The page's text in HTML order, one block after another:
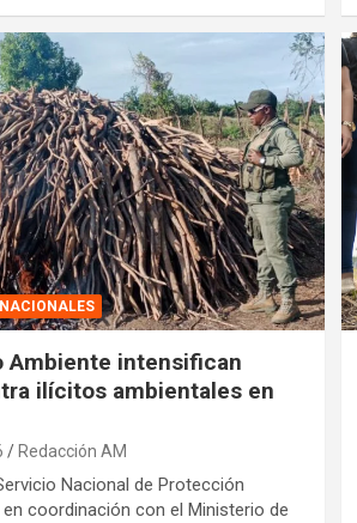
NACIONALES
Ambiente intensifican
ilícitos ambientales en
Redacción AM
Nacional de Protección
en coordinación con el Ministerio de